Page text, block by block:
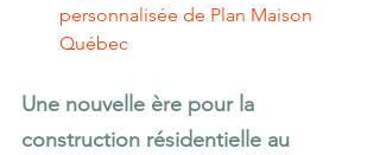
personnalisée de Plan Maison
Québec
Une nouvelle ère pour la
construction résidentielle au